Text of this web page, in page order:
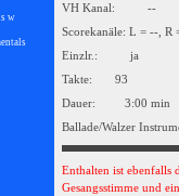
w
VH Kanal: --
Scorekanäle: L = --, R
Einzlr.: ja
Takte: 93
Dauer: 3:00 min
Ballade/Walzer
Enthalten ist ebenfalls
Gesangsstimme und